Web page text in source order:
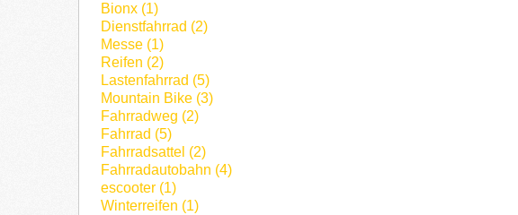
Bionx (1)
Dienstfahrrad (2)
Messe (1)
Reifen (2)
Lastenfahrrad (5)
Mountain Bike (3)
Fahrradweg (2)
Fahrrad (5)
Fahrradsattel (2)
Fahrradautobahn (4)
escooter (1)
Winterreifen (1)